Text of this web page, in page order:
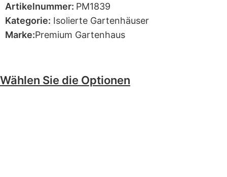
Wählen Sie die Optionen
Artikelnummer: PM1839
Kategorie: Isolierte Gartenhäuser
Marke:Premium Gartenhaus